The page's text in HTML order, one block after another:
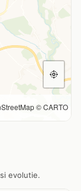
© CARTO
evolutie.